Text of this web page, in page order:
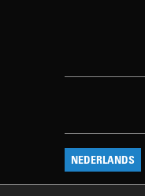
NEDERLANDS